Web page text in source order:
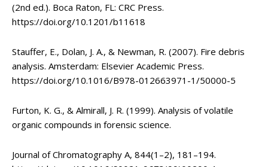
(2nd ed.). Boca Raton, FL: CRC Press.
https://doi.org/10.1201/b11618
Stauffer, E., Dolan, J. A., & Newman, R. (2007). Fire debris
analysis. Amsterdam: Elsevier Academic Press.
https://doi.org/10.1016/B978-012663971-1/50000-5
Furton, K. G., & Almirall, J. R. (1999). Analysis of volatile
organic compounds in forensic science.
Journal of Chromatography A, 844(1–2), 181–194.